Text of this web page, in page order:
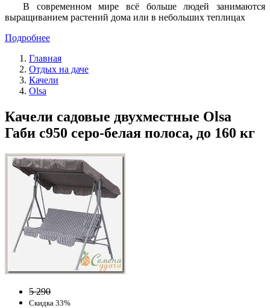
В современном мире всё больше людей занимаются
выращиванием растений дома или в небольших теплицах
Подробнее
Главная
Отдых на даче
Качели
Olsa
Качели садовые двухместные Olsa
Габи с950 серо-белая полоса, до 160 кг
5 290
Скидка 33%